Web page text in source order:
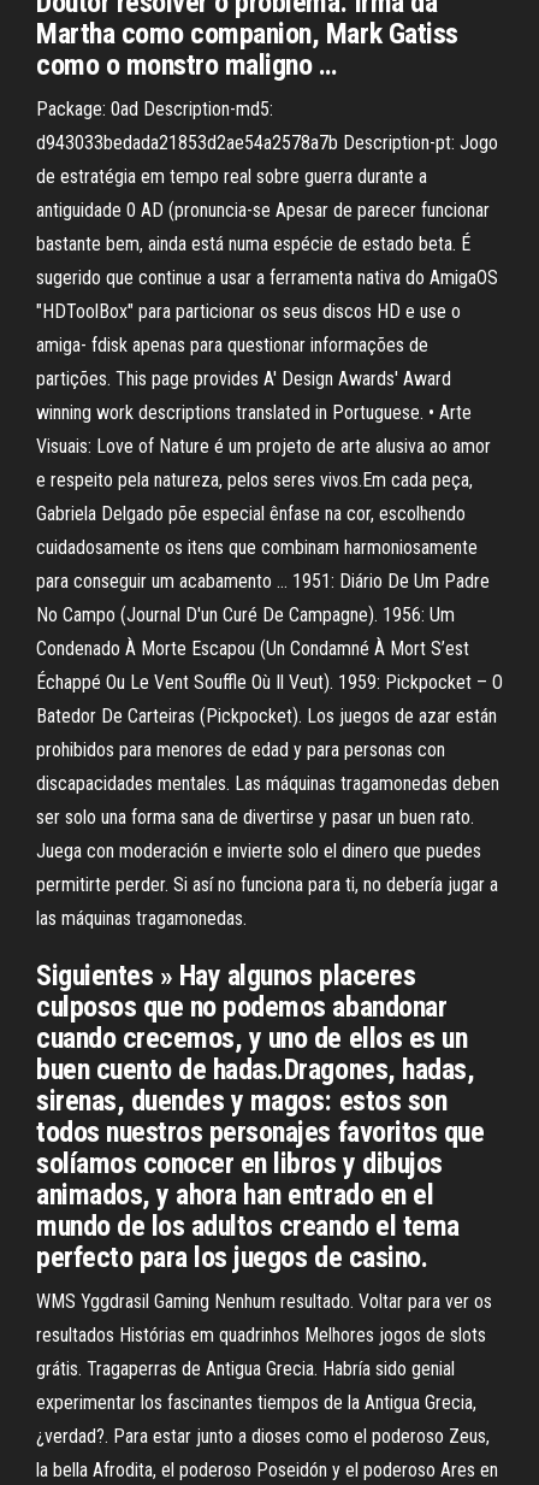
Martha como companion, Mark Gatiss
como o monstro maligno …
Package: 0ad Description-md5:
d943033bedada21853d2ae54a2578a7b Description-pt: Jogo
de estratégia em tempo real sobre guerra durante a
antiguidade 0 AD (pronuncia-se Apesar de parecer funcionar
bastante bem, ainda está numa espécie de estado beta. É
sugerido que continue a usar a ferramenta nativa do AmigaOS
"HDToolBox" para particionar os seus discos HD e use o
amiga- fdisk apenas para questionar informações de
partições. This page provides A' Design Awards' Award
winning work descriptions translated in Portuguese. • Arte
Visuais: Love of Nature é um projeto de arte alusiva ao amor
e respeito pela natureza, pelos seres vivos.Em cada peça,
Gabriela Delgado põe especial ênfase na cor, escolhendo
cuidadosamente os itens que combinam harmoniosamente
para conseguir um acabamento … 1951: Diário De Um Padre
No Campo (Journal D'un Curé De Campagne). 1956: Um
Condenado À Morte Escapou (Un Condamné À Mort S’est
Échappé Ou Le Vent Souffle Où Il Veut). 1959: Pickpocket – O
Batedor De Carteiras (Pickpocket). Los juegos de azar están
prohibidos para menores de edad y para personas con
discapacidades mentales. Las máquinas tragamonedas deben
ser solo una forma sana de divertirse y pasar un buen rato.
Juega con moderación e invierte solo el dinero que puedes
permitirte perder. Si así no funciona para ti, no debería jugar a
las máquinas tragamonedas.
Siguientes » Hay algunos placeres
culposos que no podemos abandonar
cuando crecemos, y uno de ellos es un
buen cuento de hadas.Dragones, hadas,
sirenas, duendes y magos: estos son
todos nuestros personajes favoritos que
solíamos conocer en libros y dibujos
animados, y ahora han entrado en el
mundo de los adultos creando el tema
perfecto para los juegos de casino.
WMS Yggdrasil Gaming Nenhum resultado. Voltar para ver os
resultados Histórias em quadrinhos Melhores jogos de slots
grátis. Tragaperras de Antigua Grecia. Habría sido genial
experimentar los fascinantes tiempos de la Antigua Grecia,
¿verdad?. Para estar junto a dioses como el poderoso Zeus,
la bella Afrodita, el poderoso Poseidón y el poderoso Ares en